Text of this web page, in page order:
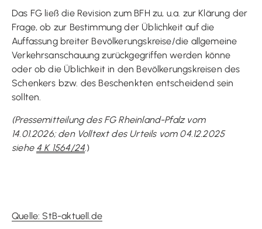
Das FG ließ die Revision zum BFH zu, u.a. zur Klärung der
Frage, ob zur Bestimmung der Üblichkeit auf die
Auffassung breiter Bevölkerungskreise/die allgemeine
Verkehrsanschauung zurückgegriffen werden könne
oder ob die Üblichkeit in den Bevölkerungskreisen des
Schenkers bzw. des Beschenkten entscheidend sein
sollten.
(Pressemitteilung des FG Rheinland-Pfalz vom
14.01.2026; den Volltext des Urteils vom 04.12.2025
siehe 4 K 1564/24.)
Quelle: StB-aktuell.de